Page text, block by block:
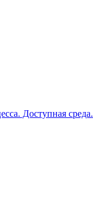
Доступная среда.